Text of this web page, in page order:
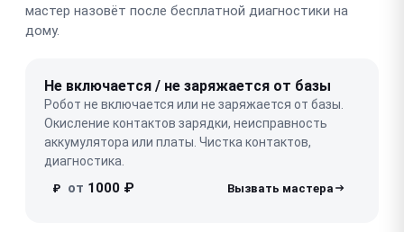
мастер назовёт после бесплатной диагностики на
дому.
Не включается / не заряжается от базы
Робот не включается или не заряжается от базы.
Окисление контактов зарядки, неисправность
аккумулятора или платы. Чистка контактов,
диагностика.
₽ от 1000 ₽